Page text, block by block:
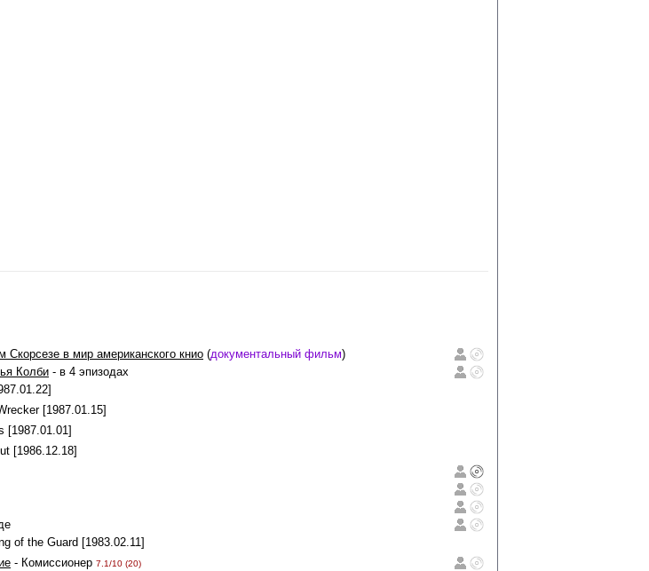
Скорсезе в мир американского книо (документальный фильм)
Колби - в 4 эпизодах
[1987.01.15]
[1987.01.01]
[1986.12.18]
of the Guard [1983.02.11]
- Комиссионер 7.1/10 (20)